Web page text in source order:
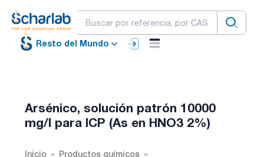
Resto del Mundo
Arsénico, solución patrón 10000
mg/l para ICP (As en HNO3 2%)
Inicio
Productos químicos